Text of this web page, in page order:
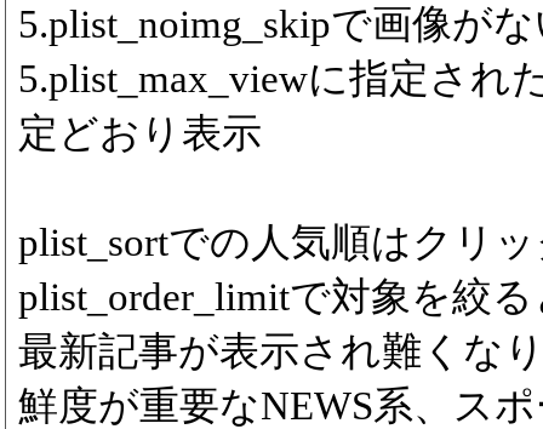
5.plist_noimg_skipで画像が
5.plist_max_viewに指定さ
定どおり表示
plist_sortでの人気順はクリ
plist_order_limitで対象を絞
最新記事が表示され難くな
鮮度が重要なNEWS系、ス